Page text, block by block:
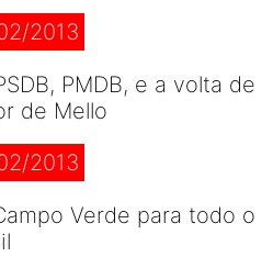
2013
PMDB, e a volta de
de Mello
2013
Verde para todo o